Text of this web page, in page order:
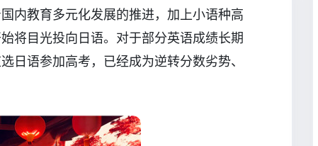
内教育多元化发展的推进，加上小语种高
将目光投向日语。对于部分英语成绩长期
日语参加高考，已经成为逆转分数劣势、